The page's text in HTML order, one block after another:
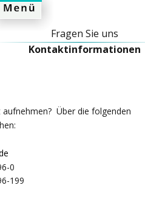
Über die folgenden
0
199
Fragen Sie uns
Kontaktinformationen